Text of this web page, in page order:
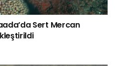
Sert Mercan